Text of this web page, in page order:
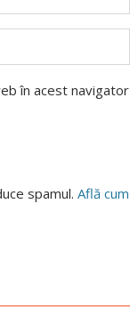
în acest navigator
spamul.Află cum